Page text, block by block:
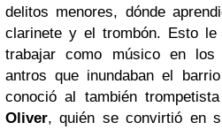
delitos menores, dónde
clarinete y el trombón. Esto
trabajar como músico en los
antros que inundaban el
conoció al también
Oliver, quién se convirtió en